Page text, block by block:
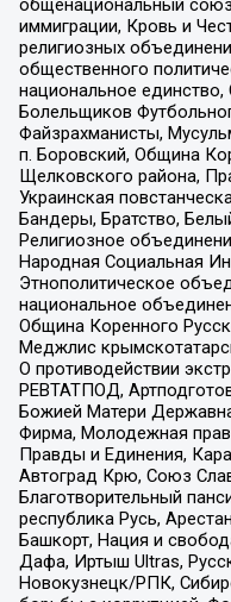
общенациональный
иммиграции, Кровь и
религиозных
общественного
национальное единство,
Болельщиков
Файзрахманисты,
п. Боровский, Община
Щелковского района,
Украинская
Бандеры, Братство,
Религиозное
Народная Социальная
Этнополитическое
национальное
Община Коренного
Меджлис
О противодействии
РЕВТАТПОД,
Божией Матери
Фирма, Молодежная
Правды и Единения,
Автоград Крю, Союз
Благотворительный
республика Русь,
Башкорт, Нация и
Дафа, Иртыш Ultras,
Новокузнецк/РПК,